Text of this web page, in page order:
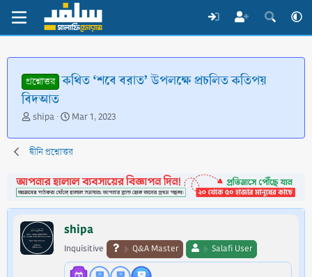
প্রশ্নোত্তর কথিত ‘শবে বরাত’ উপলক্ষে প্রচলিত কতিপয়
বিদআত
T
r
e
d
s
t
a
r
t
shipa
S
a
r
d
a
t
e
Mar 1, 2023
দ্বীনি প্রশ্নোত্তর
shipa
Inquisitive Q&A Master Salafi User